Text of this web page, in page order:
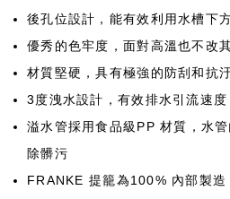
後孔位設計，能有效利用水槽下
優秀的色牢度，面對高溫也不改
材質堅硬，具有極強的防刮和抗
3度洩水設計，有效排水引流速
溢水管採用食品級PP 材質，水
除髒污
FRANKE 提籠為100% 內部製造